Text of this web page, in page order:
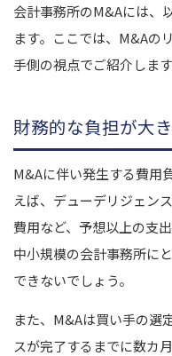
会計事務所のM&Aには、
ます。ここでは、M&Aの
手側の視点でご紹介します
財務的な負担が大
M&Aに伴い発生する費用
えば、デューデリジェン
費用など、予想以上の支
中小規模の会計事務所に
できないでしょう。
また、M&Aは買い手の選
スが完了するまでに数カ